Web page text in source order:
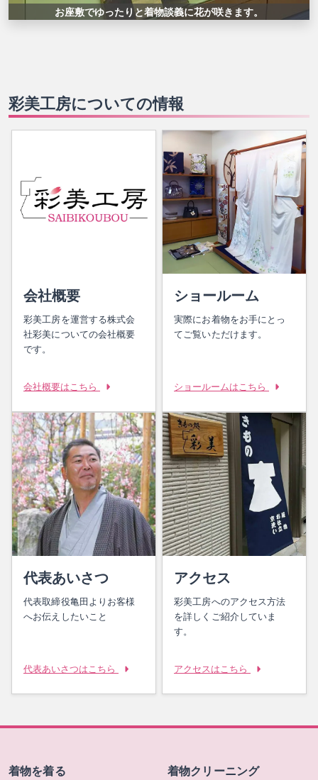
お座敷でゆったりと着物談義に花が咲きます。
彩美工房についての情報
会社概要
彩美工房を運営する株式会
社彩美についての会社概要
です。
会社概要はこちら
ショールーム
実際にお着物をお手にとっ
てご覧いただけます。
ショールームはこちら
代表あいさつ
代表取締役亀田よりお客様
へお伝えしたいこと
代表あいさつはこちら
アクセス
彩美工房へのアクセス方法
を詳しくご紹介していま
す。
アクセスはこちら
着物を着る 着物クリーニング